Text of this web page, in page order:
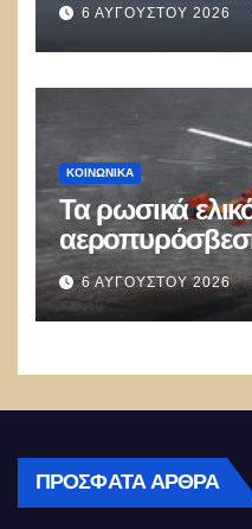
Λειψία»
6 ΑΥΓΟΎΣΤΟΥ 2026
ΚΟΙΝΩΝΙΚΑ
Τα ρωσικά
να ρίχνουν 5
μποφόρ
6 ΑΥΓΟΎΣΤΟΥ 2026
ΠΡΌΣΦΑΤΑ ΆΡΘΡΑ